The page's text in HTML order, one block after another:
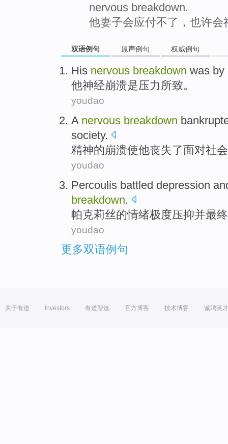
nervous breakdown.
他妻子会应付不了，也许会
双语例句 原声例句 权威例句
His nervous breakdown was by
他神经崩溃是压力 所致。
youdao
A nervous breakdown
society.
精神的 崩溃使他丧失了面对社会
youdao
Percoulis battled depression
breakdown.
帕克莉丝的情绪极度压抑并最终
youdao
更多双语例句
关于有道 Investors 有道智选 官方博客 技术博客 诚聘英才